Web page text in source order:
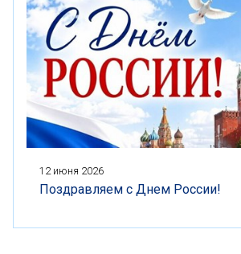
12 июня 2026
Поздравляем с Днем России!